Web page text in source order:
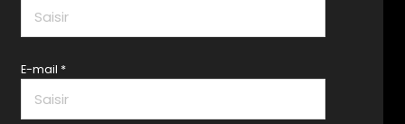
E-mail *